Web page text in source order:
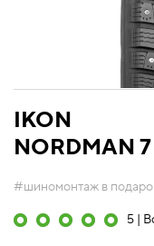
IKON
NORDMAN
#шиномонтаж в
5 |